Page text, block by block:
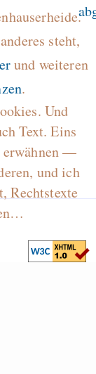
steht,
und weiteren
.
Und
Text. Eins
erwähnen —
und ich
Rechtstexte